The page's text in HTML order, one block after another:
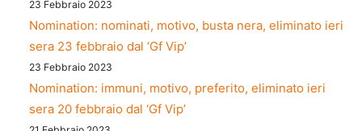
23 Febbraio 2023
Nomination: nominati, motivo, busta nera, eliminato ieri
sera 23 febbraio dal ‘Gf Vip’
23 Febbraio 2023
Nomination: immuni, motivo, preferito, eliminato ieri
sera 20 febbraio dal ‘Gf Vip’